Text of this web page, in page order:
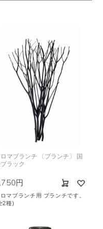
マブランチ 〔ブランチ〕 国
ラック
円
マブランチ用 ブランチです。
2種)